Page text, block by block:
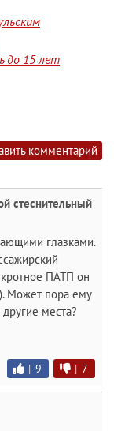
до 15 лет
комментарий
стеснительный
глазками.
ПАТП он
Может пора ему
места?
| 9 | 7